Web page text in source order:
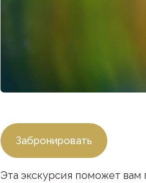
Забронировать
Эта экскурсия поможет